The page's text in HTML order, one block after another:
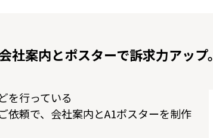
社案内とポスターで訴求力アップ。
を行っている
依頼で、会社案内とA1ポスターを制作